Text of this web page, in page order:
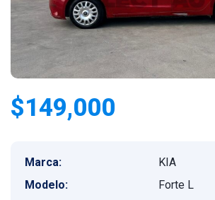
$149,000
Marca:
KIA
Modelo:
Forte L